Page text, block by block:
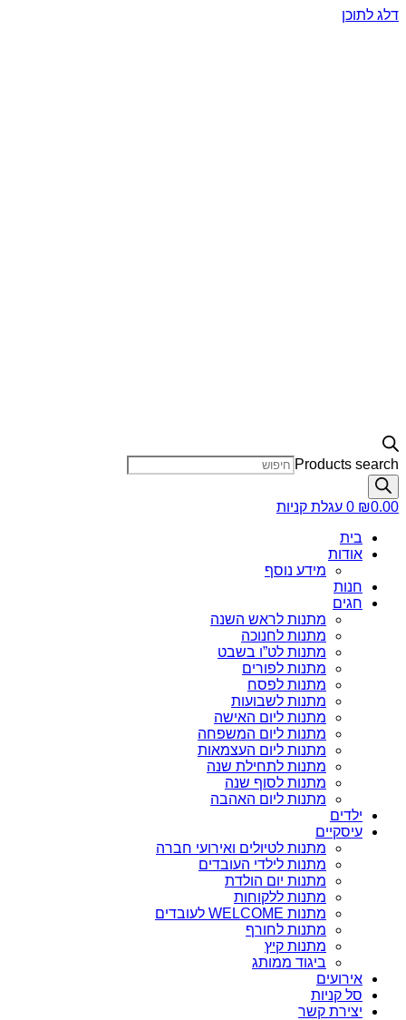
דלג לתוכן
Products search
₪0.00
0 עגלת קניות
בית
אודות
מידע נוסף
חנות
חגים
מתנות לראש השנה
מתנות לחנוכה
מתנות לט”ו בשבט
מתנות לפורים
מתנות לפסח
מתנות לשבועות
מתנות ליום האישה
מתנות ליום המשפחה
מתנות ליום העצמאות
מתנות לתחילת שנה
מתנות לסוף שנה
מתנות ליום האהבה
ילדים
עיסקיים
מתנות לטיולים ואירועי חברה
מתנות לילדי העובדים
מתנות יום הולדת
מתנות ללקוחות
מתנות WELCOME לעובדים
מתנות לחורף
מתנות קיץ
ביגוד ממותג
אירועים
סל קניות
יצירת קשר